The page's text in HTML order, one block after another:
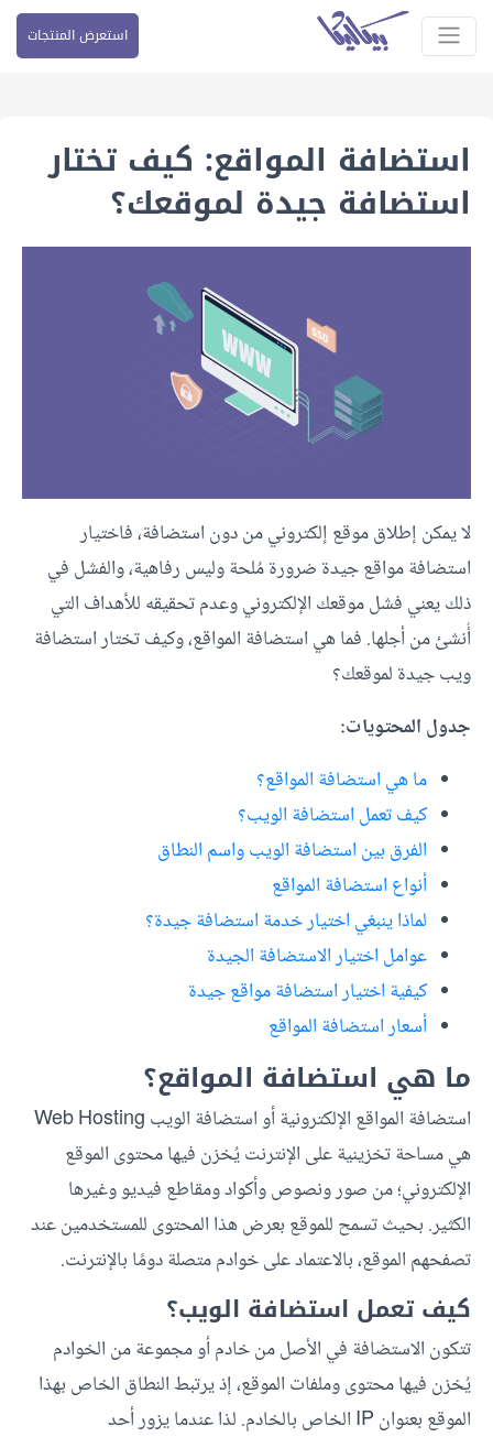
استعرض المنتجات
استضافة المواقع: ﻛﻴﻒ ﺗﺨﺘﺎر
اﺳﺘﻀﺎﻓﺔ جيدة لموقعك؟
لا يمكن إطلاق موقع إلكتروني من دون استضافة، فاختيار
استضافة مواقع جيدة ضرورة مُلحة وليس رفاهية، والفشل في
ذلك يعني فشل موقعك الإلكتروني وعدم تحقيقه للأهداف التي
أُنشئ من أجلها. فما هي استضافة المواقع، وكيف تختار استضافة
ويب جيدة لموقعك؟
جدول المحتويات:
ما هي استضافة المواقع؟
كيف تعمل استضافة الويب؟
الفرق بين استضافة الويب واسم النطاق
أنواع استضافة المواقع
لماذا ينبغي اختيار خدمة استضافة جيدة؟
عوامل اختيار الاستضافة الجيدة
كيفية اختيار استضافة مواقع جيدة
أسعار استضافة المواقع
ما هي استضافة المواقع؟
استضافة المواقع الإلكترونية أو استضافة الويب Web Hosting
هي مساحة تخزينية على الإنترنت يُخزن فيها محتوى الموقع
الإلكتروني؛ من صور ونصوص وأكواد ومقاطع فيديو وغيرها
الكثير. بحيث تسمح للموقع بعرض هذا المحتوى للمستخدمين عند
تصفحهم الموقع، بالاعتماد على خوادم متصلة دومًا بالإنترنت.
كيف تعمل استضافة الويب؟
تتكون الاستضافة في الأصل من خادم أو مجموعة من الخوادم
يُخزن فيها محتوى وملفات الموقع، إذ يرتبط النطاق الخاص بهذا
الموقع بعنوان IP الخاص بالخادم. لذا عندما يزور أحد